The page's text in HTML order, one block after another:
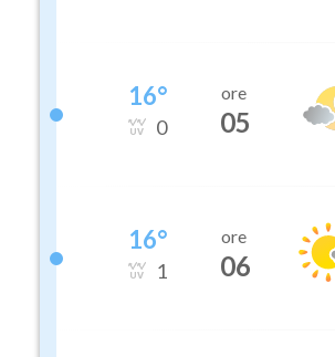
16°
0
ore
05
16°
1
ore
06